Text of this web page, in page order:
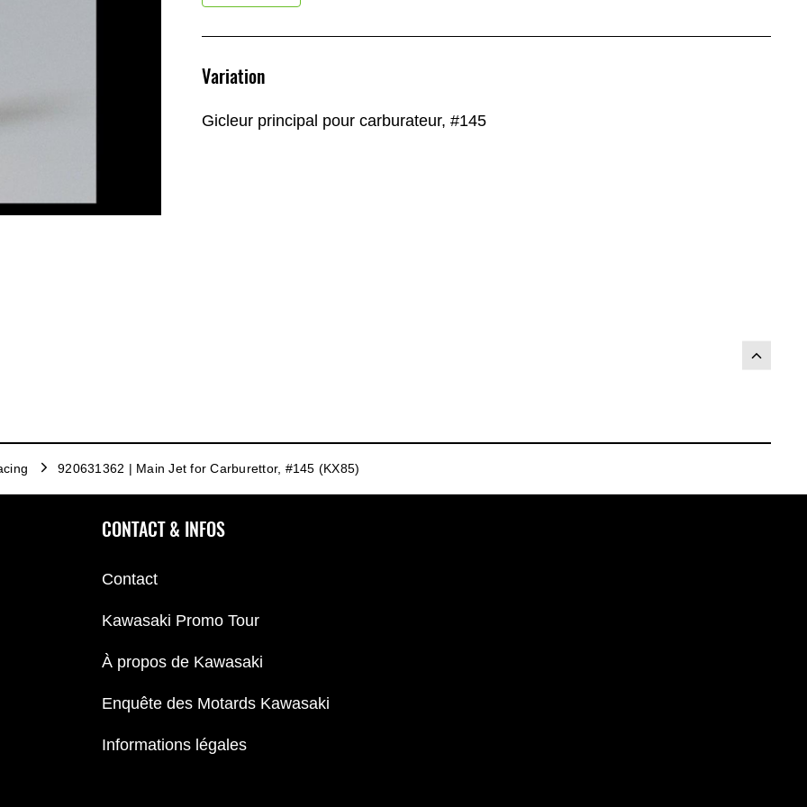
Variation
Gicleur principal pour carburateur, #145
920631362 | Main Jet for Carburettor, #145 (KX85)
CONTACT & INFOS
Contact
Kawasaki Promo Tour
À propos de Kawasaki
Enquête des Motards Kawasaki
Informations légales